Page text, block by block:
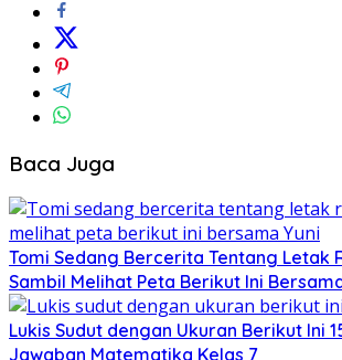
Baca Juga
Tomi Sedang Bercerita Tentang Letak
Sambil Melihat Peta Berikut Ini
Lukis Sudut dengan Ukuran Berikut Ini
Jawaban Matematika Kelas 7